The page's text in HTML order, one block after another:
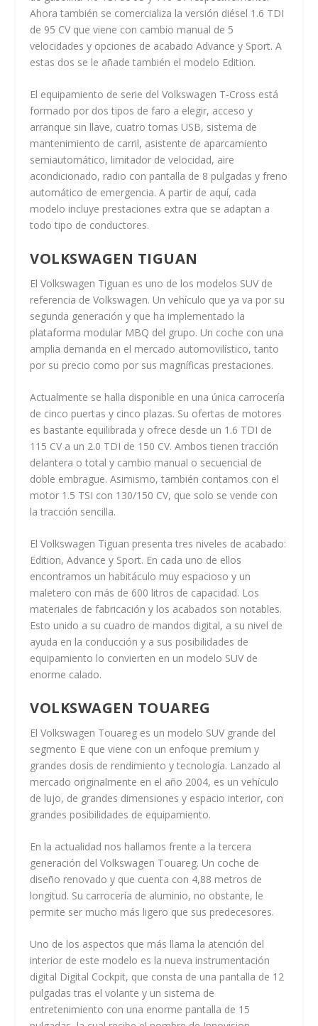
Ahora también se comercializa la versión diésel 1.6 TDI
de 95 CV que viene con cambio manual de 5
velocidades y opciones de acabado Advance y Sport. A
estas dos se le añade también el modelo Edition.
El equipamiento de serie del Volkswagen T-Cross está
formado por dos tipos de faro a elegir, acceso y
arranque sin llave, cuatro tomas USB, sistema de
mantenimiento de carril, asistente de aparcamiento
semiautomático, limitador de velocidad, aire
acondicionado, radio con pantalla de 8 pulgadas y freno
automático de emergencia. A partir de aquí, cada
modelo incluye prestaciones extra que se adaptan a
todo tipo de conductores.
VOLKSWAGEN TIGUAN
El Volkswagen Tiguan es uno de los modelos SUV de
referencia de Volkswagen. Un vehículo que ya va por su
segunda generación y que ha implementado la
plataforma modular MBQ del grupo. Un coche con una
amplia demanda en el mercado automovilístico, tanto
por su precio como por sus magníficas prestaciones.
Actualmente se halla disponible en una única carrocería
de cinco puertas y cinco plazas. Su ofertas de motores
es bastante equilibrada y ofrece desde un 1.6 TDI de
115 CV a un 2.0 TDI de 150 CV. Ambos tienen tracción
delantera o total y cambio manual o secuencial de
doble embrague. Asimismo, también contamos con el
motor 1.5 TSI con 130/150 CV, que solo se vende con
la tracción sencilla.
El Volkswagen Tiguan presenta tres niveles de acabado:
Edition, Advance y Sport. En cada uno de ellos
encontramos un habitáculo muy espacioso y un
maletero con más de 600 litros de capacidad. Los
materiales de fabricación y los acabados son notables.
Esto unido a su cuadro de mandos digital, a su nivel de
ayuda en la conducción y a sus posibilidades de
equipamiento lo convierten en un modelo SUV de
enorme calado.
VOLKSWAGEN TOUAREG
El Volkswagen Touareg es un modelo SUV grande del
segmento E que viene con un enfoque premium y
grandes dosis de rendimiento y tecnología. Lanzado al
mercado originalmente en el año 2004, es un vehículo
de lujo, de grandes dimensiones y espacio interior, con
grandes posibilidades de equipamiento.
En la actualidad nos hallamos frente a la tercera
generación del Volkswagen Touareg. Un coche de
diseño renovado y que cuenta con 4,88 metros de
longitud. Su carrocería de aluminio, no obstante, le
permite ser mucho más ligero que sus predecesores.
Uno de los aspectos que más llama la atención del
interior de este modelo es la nueva instrumentación
digital Digital Cockpit, que consta de una pantalla de 12
pulgadas tras el volante y un sistema de
entretenimiento con una enorme pantalla de 15